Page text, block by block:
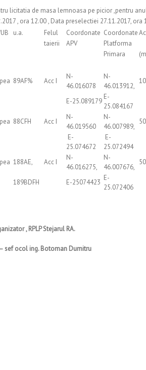
licitatia de masa lemnoasa pe picior ,pentru
, ora 12.00 , Data preselectiei 27.11.2017, ora
u.a. Felul Coordonate Coordonate
taierii APV
Platforma
Primara
89AF% Acc I
N-
46.016078
N-
46.013912,
E-25.089179
E-
25.084167
88CFH Acc I
N-
46.019560
N-
46.007989,
E-
25.074672
E-
25.072494
188AE, Acc I
N-
46.016275,
N-
46.007676,
189BDFH E-25074423
E-
25.072406
, RPLP Stejarul RA.
sef ocol ing. Botoman Dumitru